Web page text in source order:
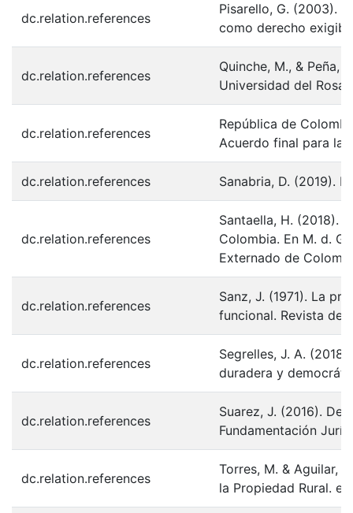
dc.relation.references
Pisarello, G. (2003).
como derecho
dc.relation.references
Quinche, M., & Peña,
Universidad del
dc.relation.references
República de
Acuerdo final para la
dc.relation.references Sanabria, D. (2019).
dc.relation.references
Santaella, H. (2018).
Colombia. En M. d.
Externado de
dc.relation.references
Sanz, J. (1971). La
funcional. Revista de
dc.relation.references
Segrelles, J. A.
duradera y
dc.relation.references
Suarez, J. (2016).
Fundamentación
dc.relation.references
Torres, M. & Aguilar,
la Propiedad Rural.